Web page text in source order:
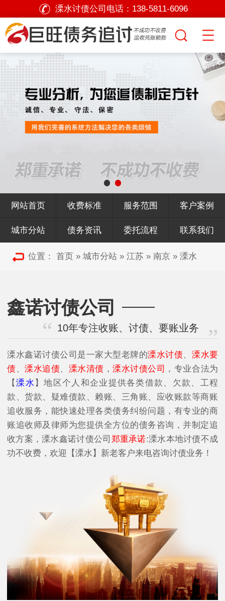
溧水讨债公司电话： 138-5811-6096
网站首页 收费标准 服务范围 客户案例
城市分站 债务资讯 委托流程 联系我们
位置： 首页 » 城市分站 » 江苏 » 南京 » 溧水
鑫诺讨债公司
10年专注收账、讨债、要账业务
溧水鑫诺讨债公司是一家大型老牌的溧水讨债
溧水要
债 、溧水追债 溧水清债 ，溧水讨债公司 ，专业合法为
【溧水 】地区个人和企业提供各类借款、欠款、工程
款、货款、疑难债款、赖账、三角账、应收账款等商账
追收服务，能快速处理各类债务纠纷问题，有专业的商
账追收师及律师为您提供全方位的债务咨询，并制定追
收方案，溧水鑫诺讨债公司 郑重承诺:溧水本地讨债不成
功不收费，欢迎【溧水】新老客户来电咨询讨债业务！